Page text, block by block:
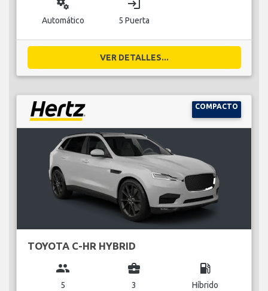
miscellaneous_services
Automático
login
5 Puerta
VER DETALLES...
COMPACTO
TOYOTA C-HR HYBRID
group
5
business_center
3
local_gas_station
Híbrido